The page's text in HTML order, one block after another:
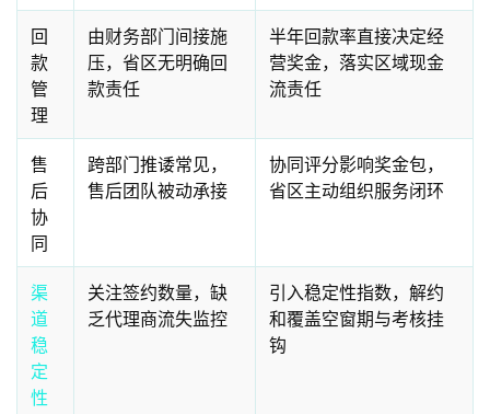
回
款
管
理
由财务部门间接施
压，省区无明确回
款责任
半年回款率直接决定经
营奖金，落实区域现金
流责任
售
后
协
同
跨部门推诿常见，
售后团队被动承接
协同评分影响奖金包，
省区主动组织服务闭环
渠
道
稳
定
性
关注签约数量，缺
乏代理商流失监控
引入稳定性指数，解约
和覆盖空窗期与考核挂
钩